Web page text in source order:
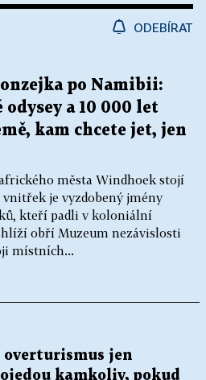
ODEBÍRAT
po Namibii:
odysey a 10 000 let
kam chcete jet, jen
města Windhoek stojí
je vyzdobený jmény
kteří padli v koloniální
obří Muzeum nezávislosti
místních...
overturismus jen
kamkoliv, pokud